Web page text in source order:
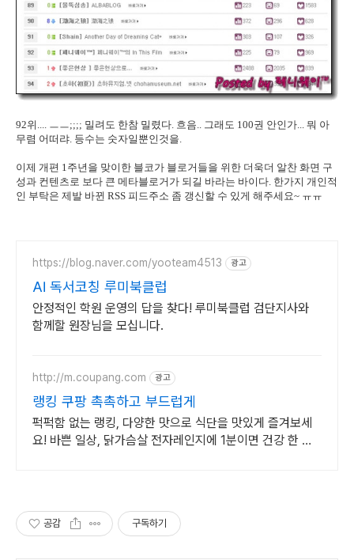
92위.... ㅡㅡ;;;; 밀려도 한참 밀렸다. 흐음.. 그래도 100권 안인가... 뭐 아
무렴 어떠랴. 등수는 숫자일뿐인것을.
이제 개편 1주년을 맞이한 블코가 블로거들을 위한 더욱더 알찬 화면 구
성과 컨텐츠로 보다 큰 메타블로거가 되길 바라는 바이다. 한가지 개인적
인 부탁은 제발 바뀐 RSS 피드주소 좀 갱신할 수 있게 해주세요~ ㅠㅠ
https://blog.naver.com/yooteam4513 광고
AI 독서코칭 루미북클럽
안정적인 학원 운영의 답을 찾다! 루미북클럽 검단지사와
함께할 원장님을 모십니다.
http://m.coupang.com 광고
랭킹 쿠팡 촉촉하고 부드럽게
퍽퍽함 없는 랭킹, 다양한 맛으로 식단을 맛있게 즐겨보세
요! 바쁜 일상, 닭가슴살 전자레인지에 1분이면 건강 한 끼
공감 구독하기